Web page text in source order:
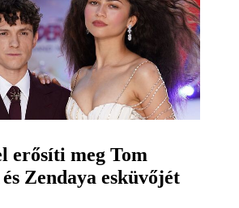
erősíti meg Tom
Zendaya esküvőjét